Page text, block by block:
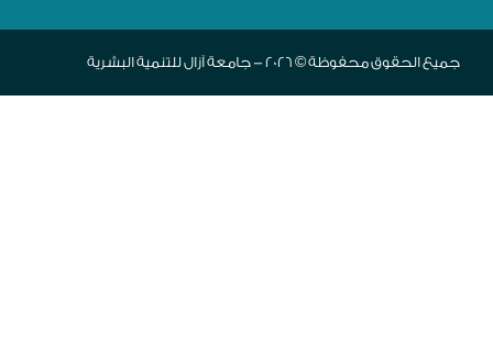
جميع الحقوق محفوظة © 2026 - جامعة آزال للتنمية البشرية